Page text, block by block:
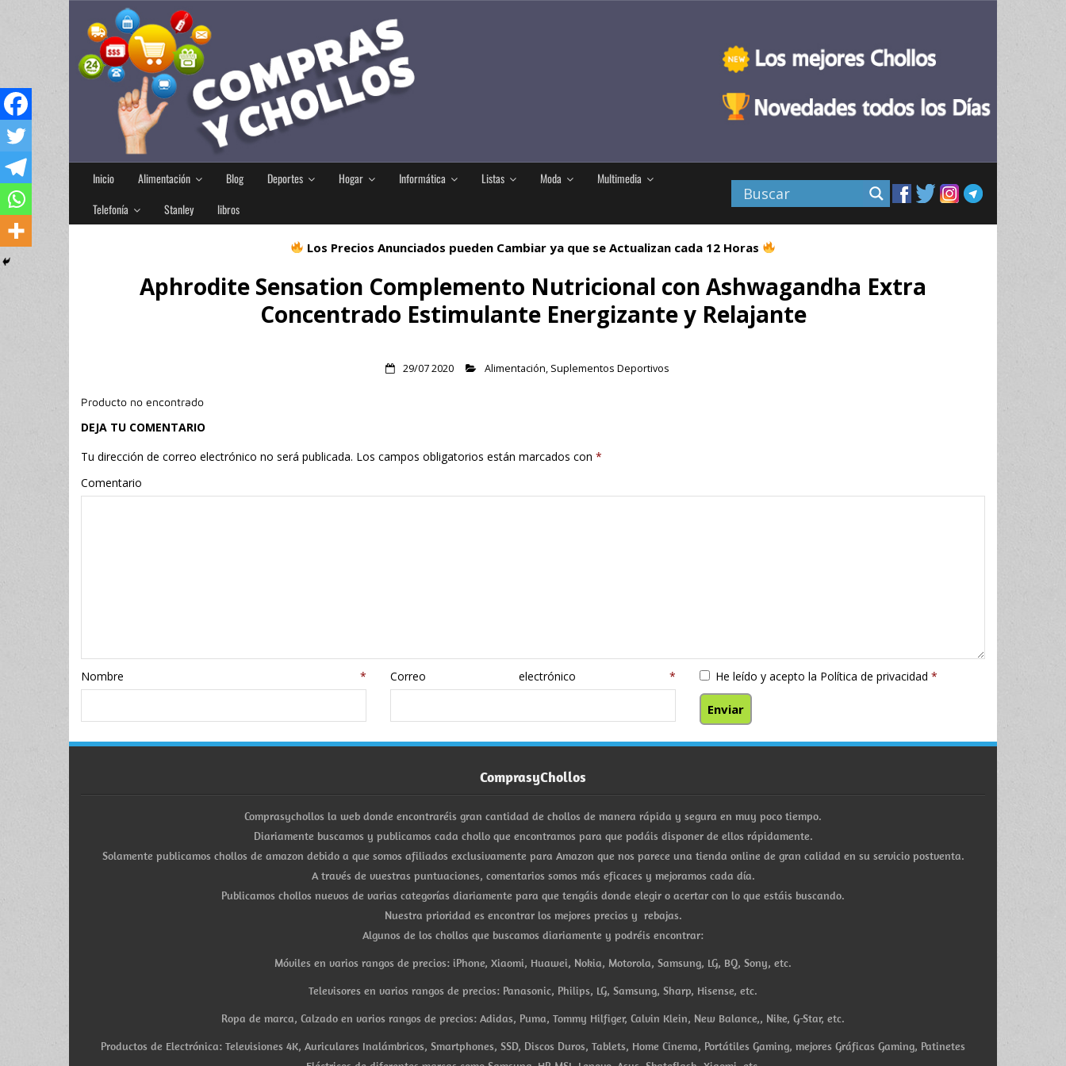
Inicio Alimentación Blog Deportes Hogar Informática Listas Moda
Multimedia
Telefonía
Stanley libros
Los Precios Anunciados pueden Cambiar ya que se Actualizan cada 12 Horas
Aphrodite Sensation Complemento Nutricional con Ashwagandha Extra
Concentrado Estimulante Energizante y Relajante
29/07 2020 Alimentación, Suplementos Deportivos
Producto no encontrado
DEJA TU COMENTARIO
Tu dirección de correo electrónico no será publicada. Los campos obligatorios están marcados con *
Comentario
Nombre* Correo electrónico* He leído y acepto la Política de privacidad *
ComprasyChollos
Comprasychollos la web donde encontraréis gran cantidad de chollos de manera rápida y segura en muy poco tiempo.
Diariamente buscamos y publicamos cada chollo que encontramos para que podáis disponer de ellos rápidamente.
Solamente publicamos chollos de amazon debido a que somos afiliados exclusivamente para Amazon que nos parece una tienda online de gran calidad en su servicio postventa.
A través de vuestras puntuaciones, comentarios somos más eficaces y mejoramos cada día.
Publicamos chollos nuevos de varias categorías diariamente para que tengáis donde elegir o acertar con lo que estáis buscando.
Nuestra prioridad es encontrar los mejores precios y rebajas.
Algunos de los chollos que buscamos diariamente y podréis encontrar:
Móviles en varios rangos de precios: iPhone, Xiaomi, Huawei, Nokia, Motorola, Samsung, LG, BQ, Sony, etc.
Televisores en varios rangos de precios: Panasonic, Philips, LG, Samsung, Sharp, Hisense, etc.
Ropa de marca, Calzado en varios rangos de precios: Adidas, Puma, Tommy Hilfiger, Calvin Klein, New Balance,, Nike, G-Star, etc.
Productos de Electrónica: Televisiones 4K, Auriculares Inalámbricos, Smartphones, SSD, Discos Duros, Tablets, Home Cinema, Portátiles Gaming, mejores Gráficas Gaming, Patinetes